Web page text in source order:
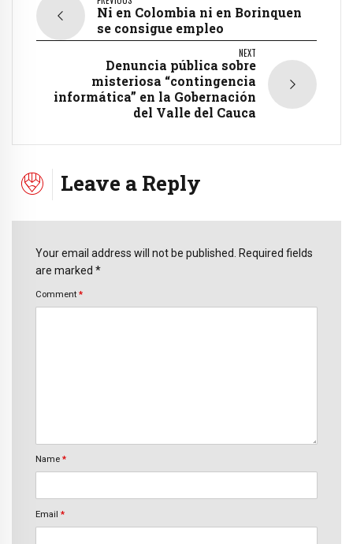
Ni en Colombia ni en Borinquen
se consigue empleo
NEXT
Denuncia pública sobre
misteriosa “contingencia
informática” en la Gobernación
del Valle del Cauca
Leave a Reply
Your email address will not be published. Required fields
are marked *
Comment *
Name *
Email *